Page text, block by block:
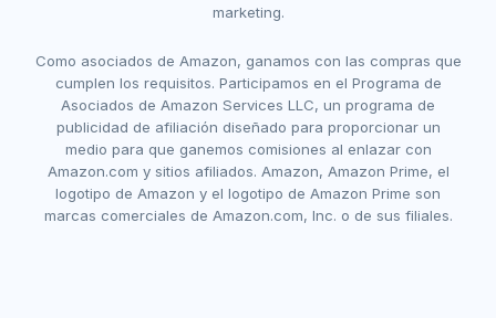
marketing.
Como asociados de Amazon, ganamos con las compras que
cumplen los requisitos. Participamos en el Programa de
Asociados de Amazon Services LLC, un programa de
publicidad de afiliación diseñado para proporcionar un
medio para que ganemos comisiones al enlazar con
Amazon.com y sitios afiliados. Amazon, Amazon Prime, el
logotipo de Amazon y el logotipo de Amazon Prime son
marcas comerciales de Amazon.com, Inc. o de sus filiales.